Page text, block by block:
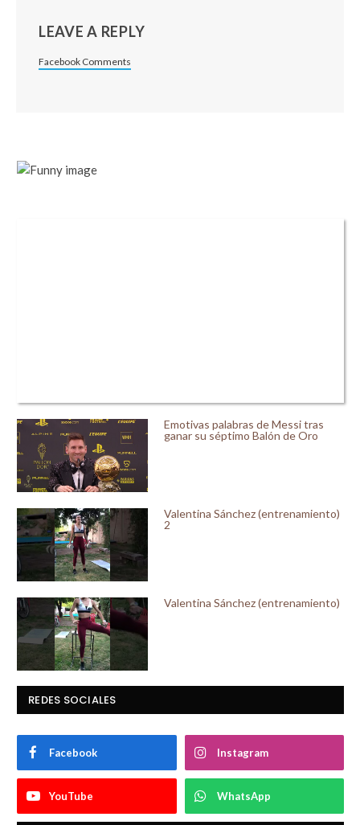
LEAVE A REPLY
Facebook Comments
Emotivas palabras de Messi tras
ganar su séptimo Balón de Oro
Valentina Sánchez (entrenamiento)
2
Valentina Sánchez (entrenamiento)
REDES SOCIALES
Facebook Instagram
YouTube WhatsApp